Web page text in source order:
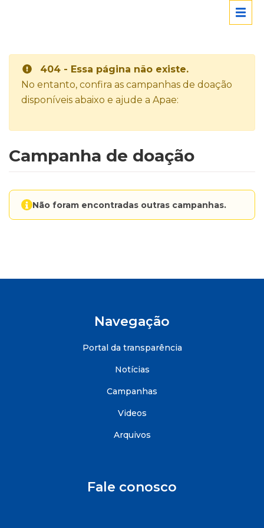
404 - Essa página não existe.
No entanto, confira as campanhas de doação
disponíveis abaixo e ajude a Apae:
Campanha de doação
Não foram encontradas outras campanhas.
Navegação
Portal da transparência
Notícias
Campanhas
Videos
Arquivos
Fale conosco